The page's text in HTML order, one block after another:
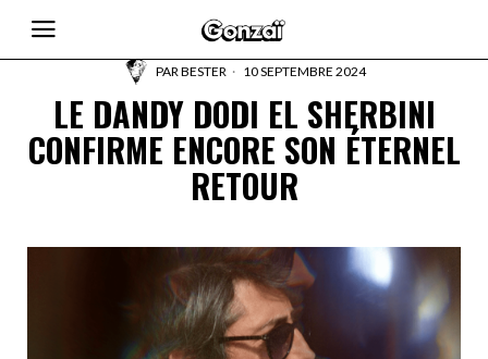
PARBESTER 10 SEPTEMBRE 2024
LE DANDY DODI EL SHERBINI
CONFIRME ENCORE SON ÉTERNEL
RETOUR